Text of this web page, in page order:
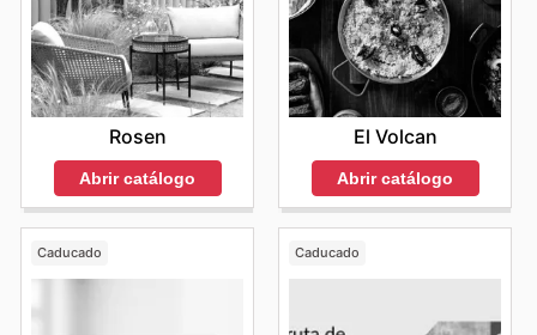
Rosen
Abrir catálogo
El Volcan
Abrir catálogo
Caducado Caducado